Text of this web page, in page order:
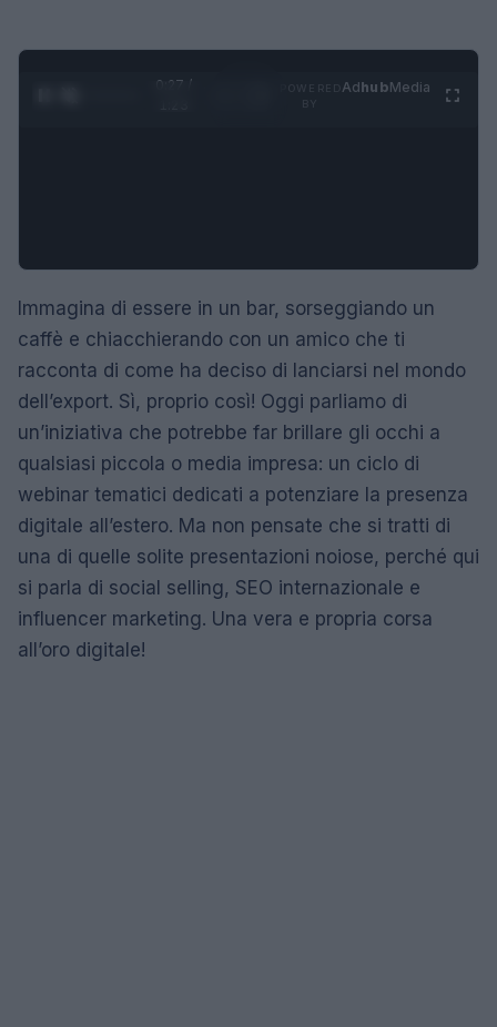
0:28 /
AdhubMedia
Immagina di essere in un bar, sorseggiando un
caffè e chiacchierando con un amico che ti
racconta di come ha deciso di lanciarsi nel mondo
dell’export. Sì, proprio così! Oggi parliamo di
un’iniziativa che potrebbe far brillare gli occhi a
qualsiasi piccola o media impresa: un ciclo di
webinar tematici dedicati a potenziare la presenza
digitale all’estero. Ma non pensate che si tratti di
una di quelle solite presentazioni noiose, perché qui
si parla di social selling, SEO internazionale e
influencer marketing. Una vera e propria corsa
all’oro digitale!